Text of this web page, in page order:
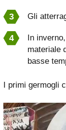
Gli
In
materiale
basse
I primi germogli